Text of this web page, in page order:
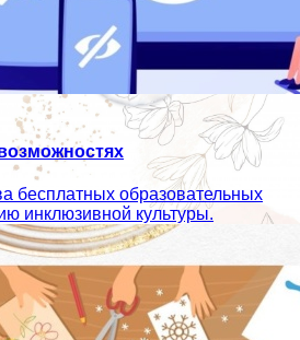
бесплатных образовательных
инклюзивной культуры.